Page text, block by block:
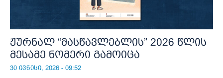
ჟურნალ “მასწავლებლის” 2026 წლის
მესამე ნომერი გამოიცა
30 ივნისი, 2026 - 09:52